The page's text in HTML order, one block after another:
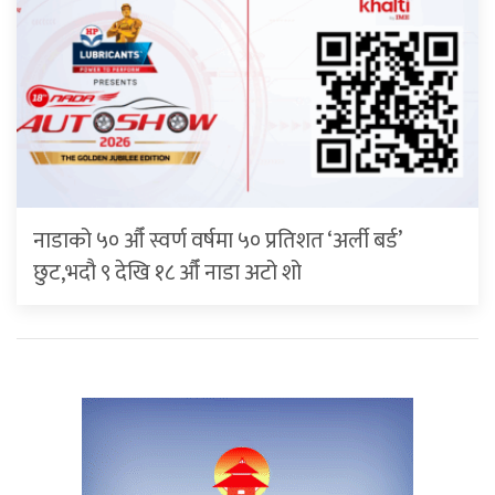
नाडाको ५० औँ स्वर्ण वर्षमा ५० प्रतिशत ‘अर्ली बर्ड’
छुट,भदौ ९ देखि १८ औँ नाडा अटो शो